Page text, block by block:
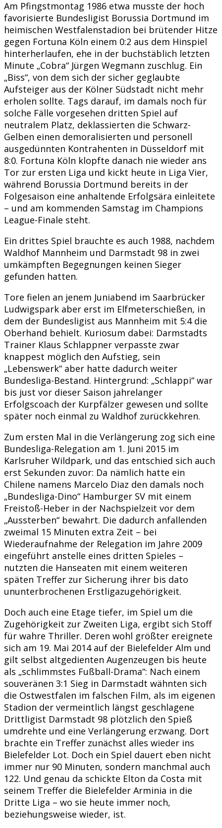
Am Pfingstmontag 1986 etwa musste der hoch
favorisierte Bundesligist Borussia Dortmund im
heimischen Westfalenstadion bei brütender Hitze
gegen Fortuna Köln einem 0:2 aus dem Hinspiel
hinterherlaufen, ehe in der buchstäblich letzten
Minute „Cobra“ Jürgen Wegmann zuschlug. Ein
„Biss“, von dem sich der sicher geglaubte
Aufsteiger aus der Kölner Südstadt nicht mehr
erholen sollte. Tags darauf, im damals noch für
solche Fälle vorgesehen dritten Spiel auf
neutralem Platz, deklassierten die Schwarz-
Gelben einen demoralisierten und personell
ausgedünnten Kontrahenten in Düsseldorf mit
8:0. Fortuna Köln klopfte danach nie wieder ans
Tor zur ersten Liga und kickt heute in Liga Vier,
während Borussia Dortmund bereits in der
Folgesaison eine anhaltende Erfolgsära einleitete
– und am kommenden Samstag im Champions
League-Finale steht.
Ein drittes Spiel brauchte es auch 1988, nachdem
Waldhof Mannheim und Darmstadt 98 in zwei
umkämpften Begegnungen keinen Sieger
gefunden hatten.
Tore fielen an jenem Juniabend im Saarbrücker
Ludwigspark aber erst im Elfmeterschießen, in
dem der Bundesligist aus Mannheim mit 5:4 die
Oberhand behielt. Kuriosum dabei: Darmstadts
Trainer Klaus Schlappner verpasste zwar
knappest möglich den Aufstieg, sein
„Lebenswerk“ aber hatte dadurch weiter
Bundesliga-Bestand. Hintergrund: „Schlappi“ war
bis just vor dieser Saison jahrelanger
Erfolgscoach der Kurpfälzer gewesen und sollte
später noch einmal zu Waldhof zurückkehren.
Zum ersten Mal in die Verlängerung zog sich eine
Bundesliga-Relegation am 1. Juni 2015 im
Karlsruher Wildpark, und das entschied sich auch
erst Sekunden zuvor: Da nämlich hatte ein
Chilene namens Marcelo Diaz den damals noch
„Bundesliga-Dino“ Hamburger SV mit einem
Freistoß-Heber in der Nachspielzeit vor dem
„Aussterben“ bewahrt. Die dadurch anfallenden
zweimal 15 Minuten extra Zeit – bei
Wiederaufnahme der Relegation im Jahre 2009
eingeführt anstelle eines dritten Spieles –
nutzten die Hanseaten mit einem weiteren
späten Treffer zur Sicherung ihrer bis dato
ununterbrochenen Erstligazugehörigkeit.
Doch auch eine Etage tiefer, im Spiel um die
Zugehörigkeit zur Zweiten Liga, ergibt sich Stoff
für wahre Thriller. Deren wohl größter ereignete
sich am 19. Mai 2014 auf der Bielefelder Alm und
gilt selbst altgedienten Augenzeugen bis heute
als „schlimmstes Fußball-Drama“: Nach einem
souveränen 3:1 Sieg in Darmstadt wähnten sich
die Ostwestfalen im falschen Film, als im eigenen
Stadion der vermeintlich längst geschlagene
Drittligist Darmstadt 98 plötzlich den Spieß
umdrehte und eine Verlängerung erzwang. Dort
brachte ein Treffer zunächst alles wieder ins
Bielefelder Lot. Doch ein Spiel dauert eben nicht
immer nur 90 Minuten, sondern manchmal auch
122. Und genau da schickte Elton da Costa mit
seinem Treffer die Bielefelder Arminia in die
Dritte Liga – wo sie heute immer noch,
beziehungsweise wieder, ist.